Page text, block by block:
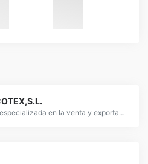
Empresa especializada en la venta y exportación de ropa de segunda mano usada al por mayor. Exportamos second hand clothes and used clothing.